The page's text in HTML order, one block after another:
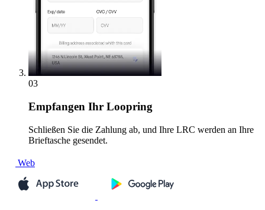
03
Empfangen Ihr Loopring
Schließen Sie die Zahlung ab, und Ihre LRC werden an Ihre
Brieftasche gesendet.
Web